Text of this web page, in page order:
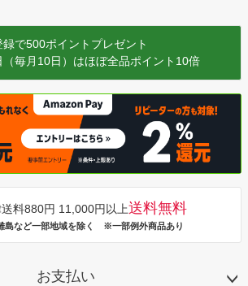
録で500ポイントプレゼント
（毎月10日）はほぼ全品ポイント10倍
料880円 11,000円以上送料無料
島など一部地域を除く ※一部例外商品あり
お支払い